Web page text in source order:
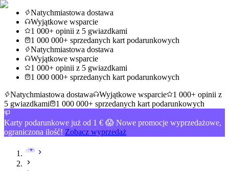
Natychmiastowa dostawa
Wyjątkowe wsparcie
1 000+ opinii z 5 gwiazdkami
1 000 000+ sprzedanych kart podarunkowych
Natychmiastowa dostawa
Wyjątkowe wsparcie
1 000+ opinii z 5 gwiazdkami
1 000 000+ sprzedanych kart podarunkowych
Natychmiastowa dostawa
Wyjątkowe wsparcie
1 000+ opinii z
5 gwiazdkami
1 000 000+ sprzedanych kart podarunkowych
Karty podarunkowe już od 1 € 😱 Nowe promocje wyprzedażowe,
ograniczona ilość! Zobacz wyprzedaż